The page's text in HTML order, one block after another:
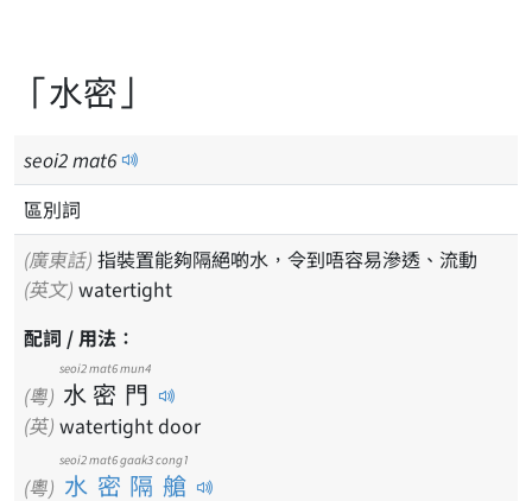
「水密」
seoi2mat6
區別詞
(廣東話) 指裝置能夠隔絕啲水，令到唔容易滲透、流動
(英文) watertight
配詞 / 用法：
(粵) 水
seoi2
密
mat6
門
mun4
(英) watertight door
(粵) 水密隔艙
seoi2 mat6 gaak3 cong1